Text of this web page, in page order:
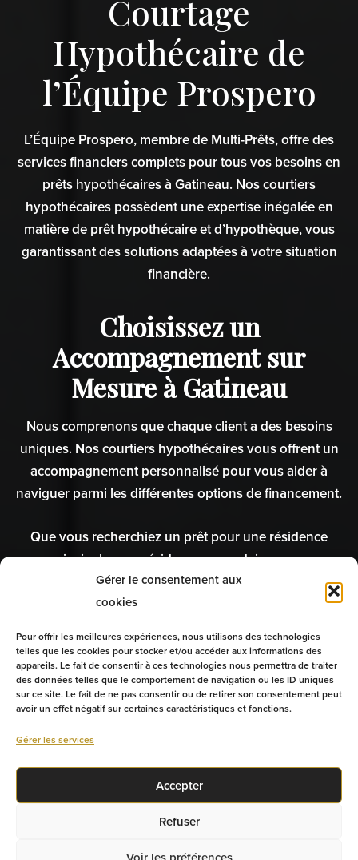
Gérer le consentement aux
cookies
Pour offrir les meilleures expériences, nous utilisons des technologies
telles que les cookies pour stocker et/ou accéder aux informations des
appareils. Le fait de consentir à ces technologies nous permettra de traiter
des données telles que le comportement de navigation ou les ID uniques
sur ce site. Le fait de ne pas consentir ou de retirer son consentement peut
avoir un effet négatif sur certaines caractéristiques et fonctions.
Gérer les services
Accepter
Refuser
Courtage
Hypothécaire de
l’Équipe Prospero
L’Équipe Prospero, membre de Multi-Prêts, offre des
services financiers complets pour tous vos besoins en
prêts hypothécaires à Gatineau. Nos courtiers
hypothécaires possèdent une expertise inégalée en
matière de prêt hypothécaire et d’hypothèque, vous
garantissant des solutions adaptées à votre situation
financière.
Choisissez un
Accompagnement sur
Mesure à Gatineau
Nous comprenons que chaque client a des besoins
uniques. Nos courtiers hypothécaires vous offrent un
accompagnement personnalisé pour vous aider à
naviguer parmi les différentes options de financement.
Que vous recherchiez un prêt pour une résidence
principale, une résidence secondaire ou un
investissement à Gatineau, nous sommes là pour vous
guider. Votre renouvellement hypothécaire approche?
disponibles avec des experts!